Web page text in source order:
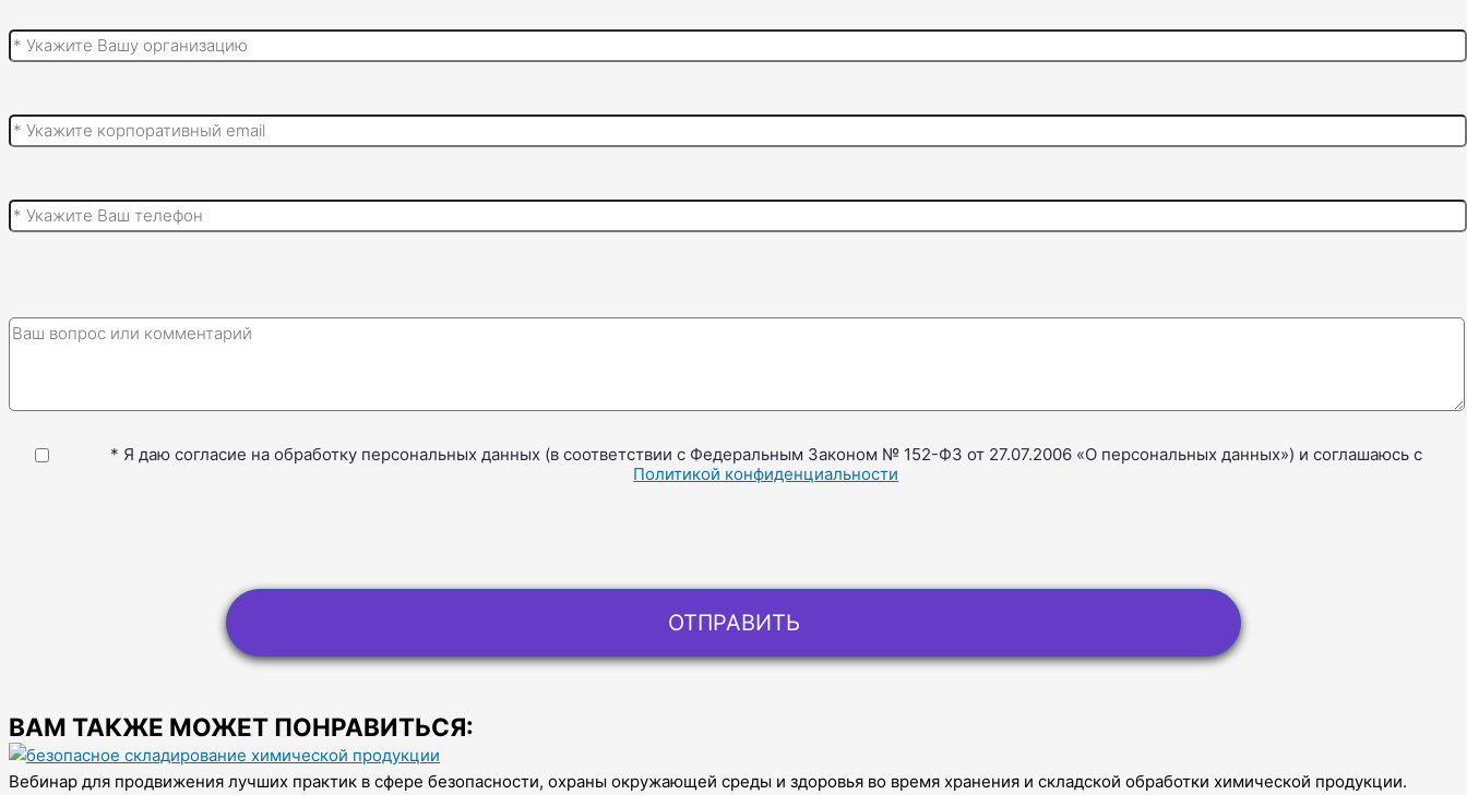
* Я даю согласие на обработку персональных данных (в соответствии с Федеральным Законом № 152-ФЗ от 27.07.2006 «О персональных данных») и соглашаюсь с
Политикой конфиденциальности
ВАМ ТАКЖЕ МОЖЕТ ПОНРАВИТЬСЯ:
Вебинар для продвижения лучших практик в сфере безопасности, охраны окружающей среды и здоровья во время хранения и складской обработки химической продукции.